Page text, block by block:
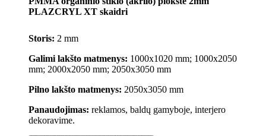
PLAZCRYL XT skaidri
Storis: 2 mm
Galimi lakšto matmenys: 1000x1020 mm; 1000x2050
mm; 2000x2050 mm; 2050x3050 mm
Pilno lakšto matmenys: 2050x3050 mm
Panaudojimas: reklamos, baldų gamyboje, interjero
dekoravime.